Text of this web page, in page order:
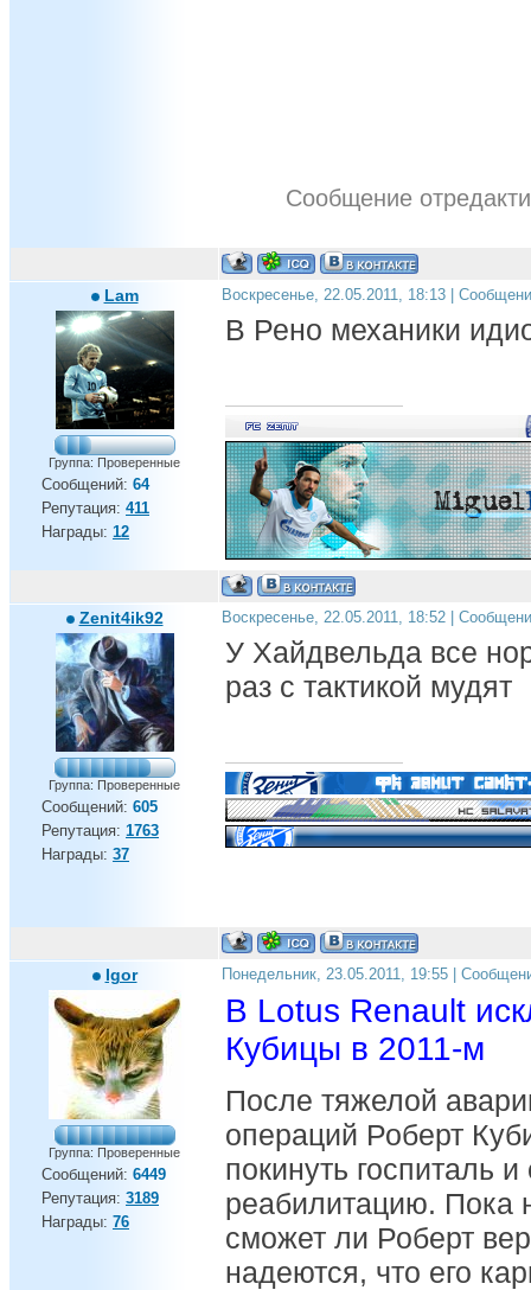
Сообщение
Lam
Группа: Проверенные
Сообщений: 64
Репутация: 411
Награды: 12
Воскресенье, 22.05.2011, 18:13 |
В Рено механики
Zenit4ik92
Группа: Проверенные
Сообщений: 605
Репутация: 1763
Награды: 37
Воскресенье, 22.05.2011, 18:52 |
У Хайдвельда все
раз с тактикой мудят
Igor
Группа: Проверенные
Сообщений: 6449
Репутация: 3189
Награды: 76
Понедельник, 23.05.2011, 19:55 |
В Lotus Renault
Кубицы в 2011-м
После тяжелой
операций Роберт
покинуть госпиталь
реабилитацию. Пока
сможет ли Роберт
надеются, что его